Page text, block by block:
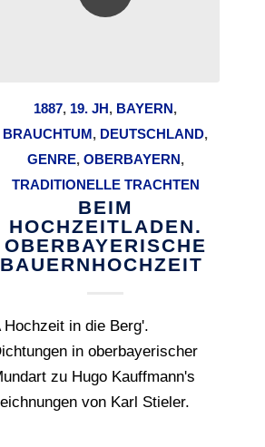
1887, 19. JH, BAYERN,
BRAUCHTUM, DEUTSCHLAND,
GENRE, OBERBAYERN,
TRADITIONELLE TRACHTEN
BEIM
HOCHZEITLADEN.
OBERBAYERISCHE
BAUERNHOCHZEIT
Hochzeit in die Berg'.
in oberbayerischer
zu Hugo Kauffmann's
von Karl Stieler.